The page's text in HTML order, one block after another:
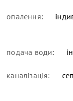
опалення:
подача води:
каналізація: